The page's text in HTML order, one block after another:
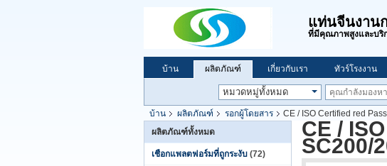
แท่นจีนงาน
ที่มีคุณภาพสูงและบริ
บ้าน ผลิตภัณฑ์ เกี่ยวกับเรา ทัวร์โรงงาน
บ้าน ผลิตภัณฑ์ รอกผู้โดยสาร
CE / ISO Certified red
ผลิตภัณฑ์ทั้งหมด
เชือกแพลตฟอร์มที่ถูกระงับ (72)
CE /
SC200/